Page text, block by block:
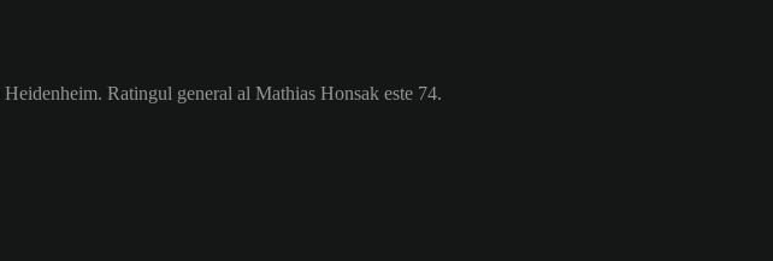
Ratingul general al Mathias Honsak este 74.